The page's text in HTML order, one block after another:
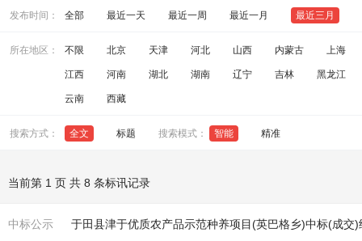
发布时间： 全部 最近一天 最近一周 最近一月 最近三月
所在地区： 不限 北京 天津 河北 山西 内蒙古 上海
江西 河南 湖北 湖南 辽宁 吉林 黑龙江
云南 西藏
搜索方式： 全文 标题 搜索模式： 智能 精准
当前第 1 页 共 8 条标讯记录
中标公示 于田县津于优质农产品示范种养项目(英巴格乡)中标(成交)